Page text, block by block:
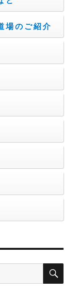
場のご紹介
検